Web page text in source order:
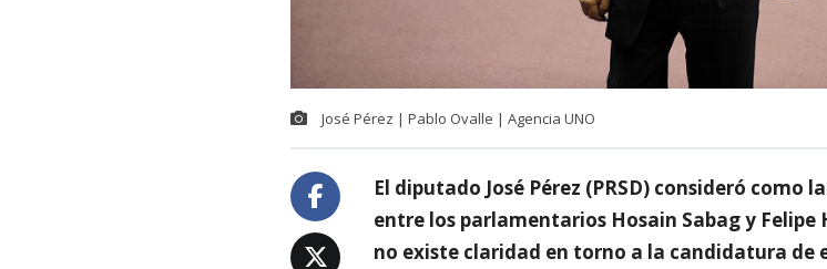
José Pérez | Pablo Ovalle | Agencia UNO
El diputado José Pérez (PRSD) consideró como
entre los parlamentarios Hosain Sabag y Felipe
no existe claridad en torno a la candidatura de